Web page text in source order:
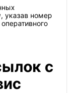
указав номер
с